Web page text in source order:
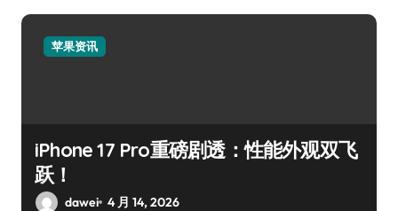
苹果资讯
iPhone 17 Pro重磅剧透：性能外观双飞
跃！
dawei 4 月 14, 2026